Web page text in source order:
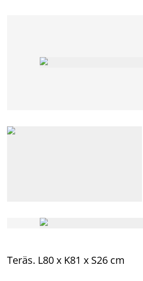
Teräs. L80 x K81 x S26 cm